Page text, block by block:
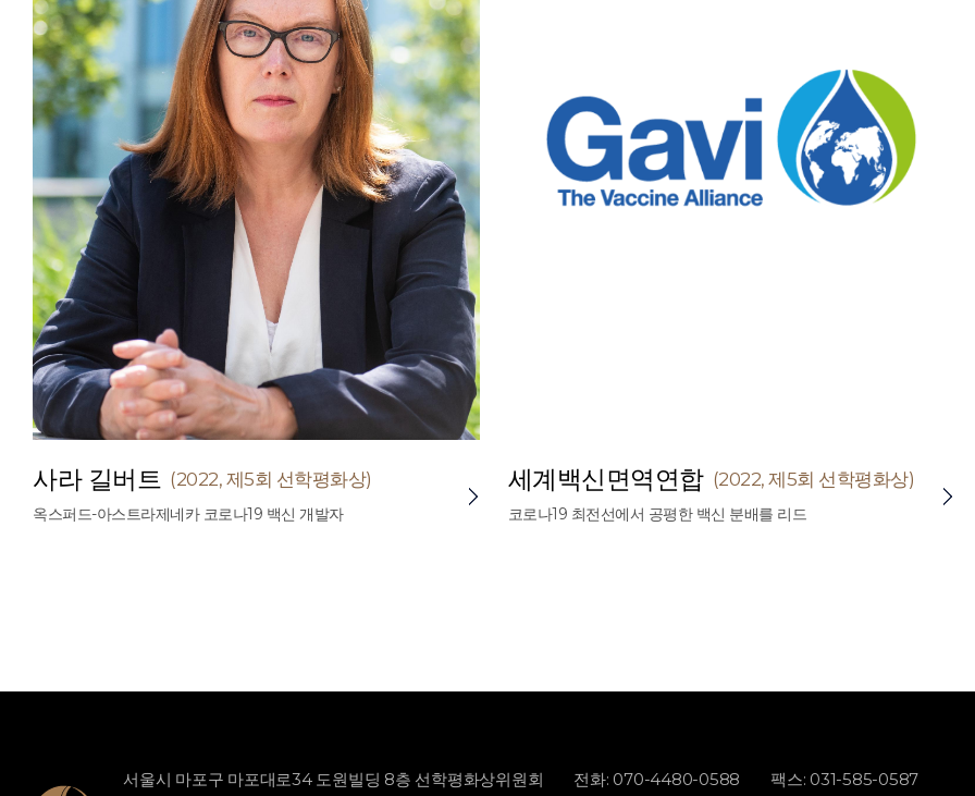
사라 길버트 (2022, 제5회 선학평화상)
옥스퍼드-아스트라제네카 코로나19 백신 개발자
세계백신면역연합 (2022, 제5회 선학평화상)
코로나19 최전선에서 공평한 백신 분배를 리드
서울시 마포구 마포대로34 도원빌딩 8층 선학평화상위원회
전화: 070-4480-0588 팩스: 031-585-0587